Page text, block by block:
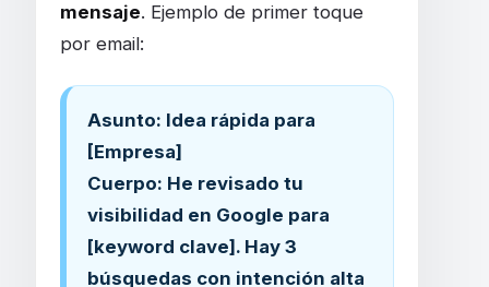
mensaje. Ejemplo de primer toque
por email:
Asunto: Idea rápida para
[Empresa]
Cuerpo: He revisado tu
visibilidad en Google para
[keyword clave]. Hay 3
búsquedas con intención alta